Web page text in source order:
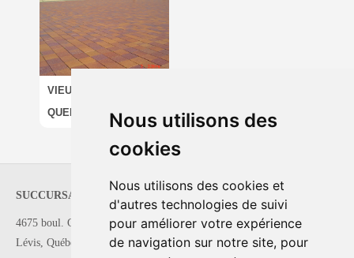
Nous utilisons des
cookies
Nous utilisons des cookies et
d'autres technologies de suivi
pour améliorer votre expérience
de navigation sur notre site, pour
VIEUX PORT DE
QUEBEC
SUCCURSALE DE QUÉBEC
4675 boul. Guillaume-Couture
Lévis, Québec
SUCCURSALE DE
MONTRÉAL
Tél. 450-682-7473